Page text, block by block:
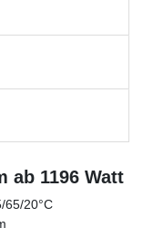
ab 1196 Watt
65/20°C